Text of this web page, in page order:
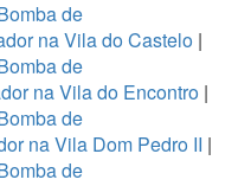
de
na Vila do Castelo |
de
na Vila do Encontro|
de
na Vila Dom Pedro II |
de